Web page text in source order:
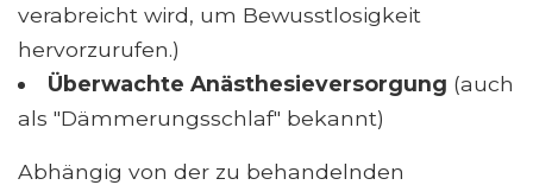
verabreicht wird, um Bewusstlosigkeit
hervorzurufen.)
Überwachte Anästhesieversorgung (auch
als "Dämmerungsschlaf" bekannt)
Abhängig von der zu behandelnden